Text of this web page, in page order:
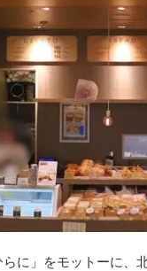
に」をモットーに、